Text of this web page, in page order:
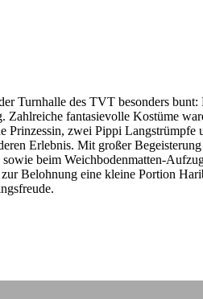
Turnhalle des TVT besonders
fantasievolle Kostüme
zwei Pippi
Erlebnis. Mit großer
beim Weichbodenmatten-
Belohnung eine kleine Portion